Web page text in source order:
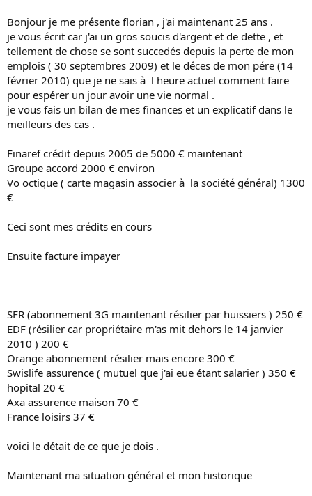
Bonjour je me présente florian , j'ai maintenant 25 ans .
je vous écrit car j'ai un gros soucis d'argent et de dette , et
tellement de chose se sont succedés depuis la perte de mon
emplois ( 30 septembres 2009) et le déces de mon pére (14
février 2010) que je ne sais à l heure actuel comment faire
pour espérer un jour avoir une vie normal .
je vous fais un bilan de mes finances et un explicatif dans le
meilleurs des cas .
Finaref crédit depuis 2005 de 5000 € maintenant
Groupe accord 2000 € environ
Vo octique ( carte magasin associer à la société général) 1300
€
Ceci sont mes crédits en cours
Ensuite facture impayer
SFR (abonnement 3G maintenant résilier par huissiers ) 250 €
EDF (résilier car propriétaire m'as mit dehors le 14 janvier
2010 ) 200 €
Orange abonnement résilier mais encore 300 €
Swislife assurence ( mutuel que j'ai eue étant salarier ) 350 €
hopital 20 €
Axa assurence maison 70 €
France loisirs 37 €
voici le détait de ce que je dois .
Maintenant ma situation général et mon historique